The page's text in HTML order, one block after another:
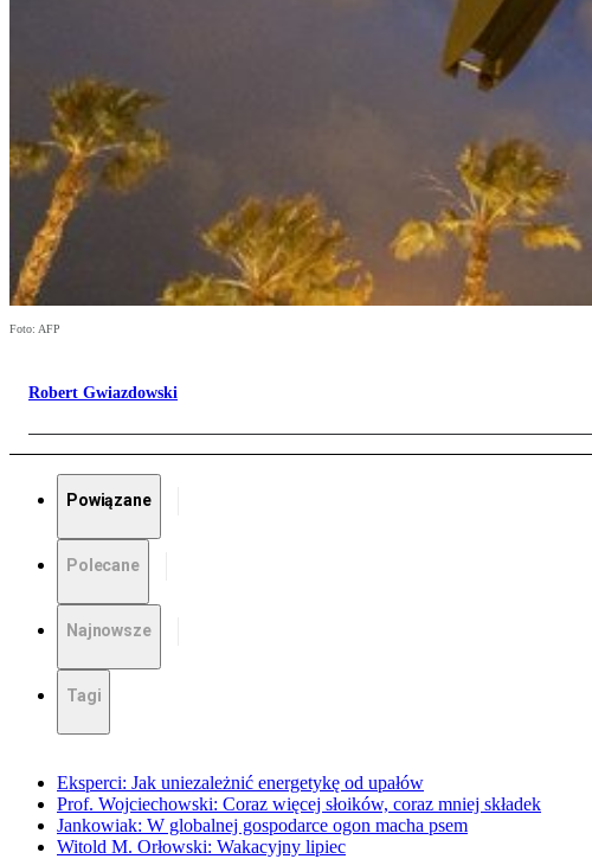
Foto: AFP
Robert Gwiazdowski
Powiązane
Polecane
Najnowsze
Tagi
Eksperci: Jak uniezależnić energetykę od upałów
Prof. Wojciechowski: Coraz więcej słoików, coraz mniej składek
Jankowiak: W globalnej gospodarce ogon macha psem
Witold M. Orłowski: Wakacyjny lipiec